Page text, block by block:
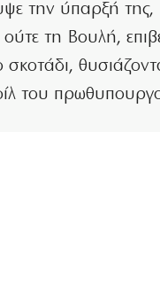
την ύπαρξή της,
τη Βουλή,
του